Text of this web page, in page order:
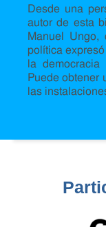
Desde una
autor de esta
Manuel
política
la
Puede obtener
las